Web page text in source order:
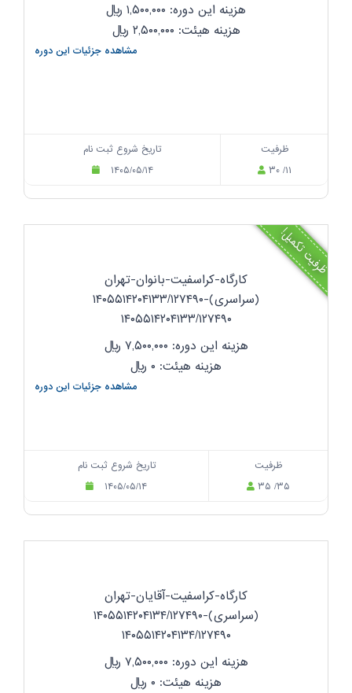
هزینه این دوره: ۱,۵۰۰,۰۰۰
ریال
هزینه هیئت: ۲,۵۰۰,۰۰۰
ریال
مشاهده جزئیات این دوره
تاریخ شروع ثبت نام
۱۴۰۵/۰۵/۱۴
ظرفیت
۳۰ /۱۱
ظرفیت تکمیل!
کارگاه-کراسفیت-بانوان-تهران
(سراسری)-۱۴۰۵۵۱۴۲۰۴۱۳۳/۱۲۷۴۹۰
۱۴۰۵۵۱۴۲۰۴۱۳۳/۱۲۷۴۹۰
هزینه این دوره: ۷,۵۰۰,۰۰۰
ریال
هزینه هیئت: ۰
ریال
مشاهده جزئیات این دوره
تاریخ شروع ثبت نام
۱۴۰۵/۰۵/۱۴
ظرفیت
۳۵ /۳۵
کارگاه-کراسفیت-آقایان-تهران
(سراسری)-۱۴۰۵۵۱۴۲۰۴۱۳۴/۱۲۷۴۹۰
۱۴۰۵۵۱۴۲۰۴۱۳۴/۱۲۷۴۹۰
هزینه این دوره: ۷,۵۰۰,۰۰۰
ریال
هزینه هیئت: ۰
ریال